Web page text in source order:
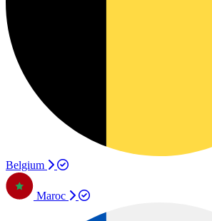
Belgium
Maroc